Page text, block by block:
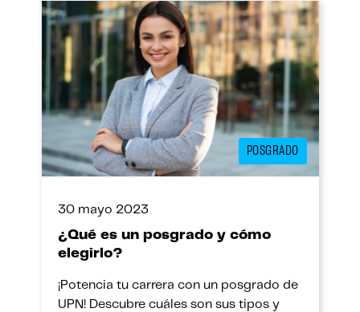
POSGRADO
30 mayo 2023
¿Qué es un posgrado y cómo
elegirlo?
¡Potencia tu carrera con un posgrado de
UPN! Descubre cuáles son sus tipos y